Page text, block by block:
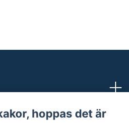
hoppas det är